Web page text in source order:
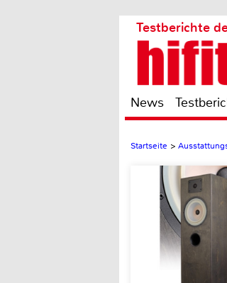
Testberichte
News
Startseite >